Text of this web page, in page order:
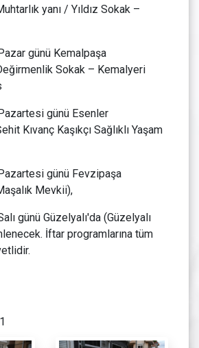
yanı / Yıldız Sokak –
günü Kemalpaşa
Sokak – Kemalyeri
günü Esenler
Kıvanç Kaşıkçı Sağlıklı Yaşam
günü Fevzipaşa
Mevkii),
günü Güzelyalı'da (Güzelyalı
İftar programlarına tüm